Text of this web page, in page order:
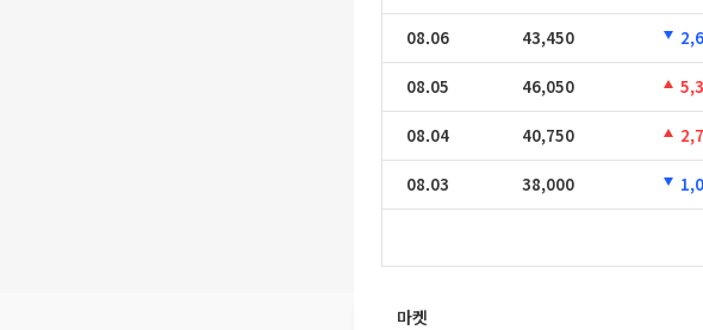
08.06 43,450
08.05 46,050
08.04 40,750
08.03 38,000
마켓